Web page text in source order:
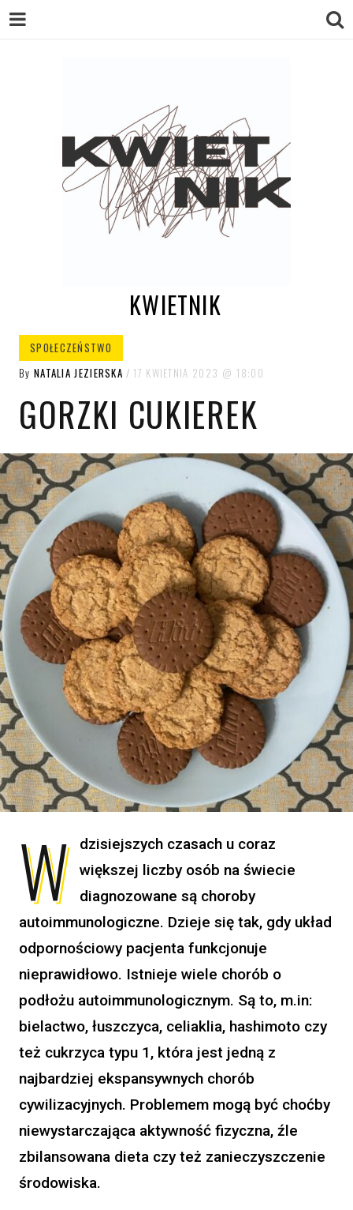
KWIETNIK
SPOŁECZEŃSTWO
By NATALIA JEZIERSKA 17 KWIETNIA 2023 18:00
GORZKI CUKIEREK
W
dzisiejszych czasach u coraz
większej liczby osób na świecie
diagnozowane są choroby
autoimmunologiczne. Dzieje się tak, gdy układ
odpornościowy pacjenta funkcjonuje
nieprawidłowo. Istnieje wiele chorób o
podłożu autoimmunologicznym. Są to, m.in:
bielactwo, łuszczyca, celiaklia, hashimoto czy
też cukrzyca typu 1, która jest jedną z
najbardziej ekspansywnych chorób
cywilizacyjnych. Problemem mogą być choćby
niewystarczająca aktywność fizyczna, źle
zbilansowana dieta czy też zanieczyszczenie
środowiska.